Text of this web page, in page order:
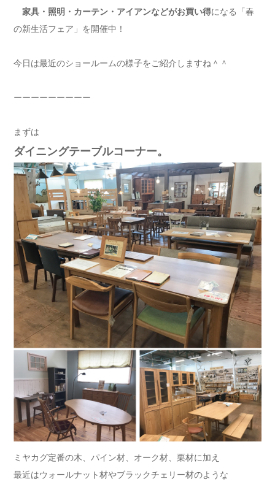
家具・照明・カーテン・アイアンなどがお買い得になる「春
の新生活フェア」を開催中！
今日は最近のショールームの様子をご紹介しますね＾＾
ーーーーーーーーー
まずは
ダイニングテーブルコーナー。
ミヤカグ定番の木、パイン材、オーク材、栗材に加え
最近はウォールナット材やブラックチェリー材のような